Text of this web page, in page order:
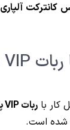
کانترکت آلپاری
کار با ربات VIP پاکت آپشن
شده است.